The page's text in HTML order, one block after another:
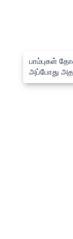
பாம்புகள்
அப்போது
பழிவாங்குமா?